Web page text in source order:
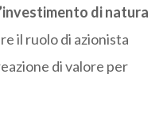
di natura
il ruolo di azionista
di valore per
I
intermonte